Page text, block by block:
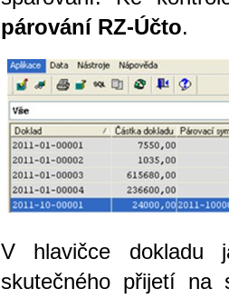
párování RZ-Účto.
V hlavičce dokladu
skutečného přijetí na